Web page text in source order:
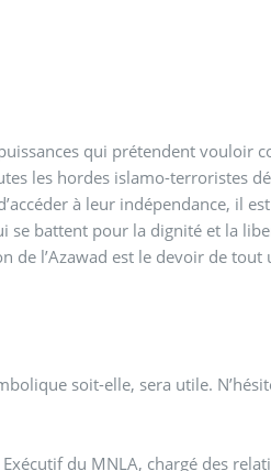
qui prétendent vouloir
les hordes islamo-terroristes
à leur indépendance, il
battent pour la dignité et la
l’Azawad est le devoir de tout
soit-elle, sera utile.
du MNLA, chargé des